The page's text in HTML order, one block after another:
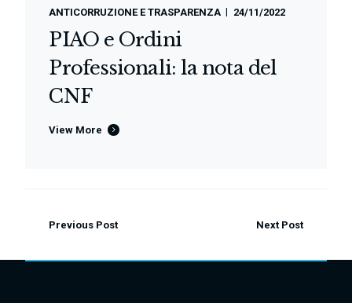
ANTICORRUZIONE E TRASPARENZA 24/11/2022
PIAO e Ordini
Professionali: la nota del
CNF
View More
Previous Post Next Post